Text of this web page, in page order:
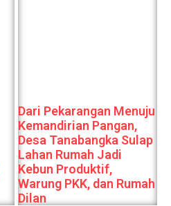
Dari Pekarangan Menuju
Kemandirian Pangan,
Desa Tanabangka Sulap
Lahan Rumah Jadi
Kebun Produktif,
Warung PKK, dan Rumah
Dilan